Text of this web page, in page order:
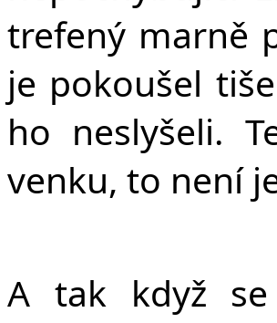
trefený marně
je pokoušel
ho neslyšeli.
venku, to není
A tak když